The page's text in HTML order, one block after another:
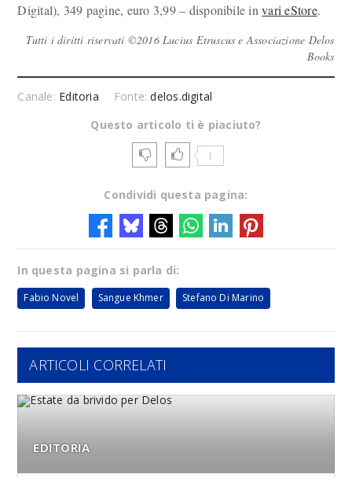
Digital), 349 pagine, euro 3,99 – disponibile invari eStore.
Tutti i diritti riservati ©2016 Lucius Etruscus e Associazione Delos
Books
Canale: Editoria Fonte:delos.digital
Questo articolo ti è piaciuto?
1
Condividi questa pagina:
In questa pagina si parla di:
Fabio Novel Sangue Khmer Stefano Di Marino
ARTICOLI CORRELATI
EDITORIA